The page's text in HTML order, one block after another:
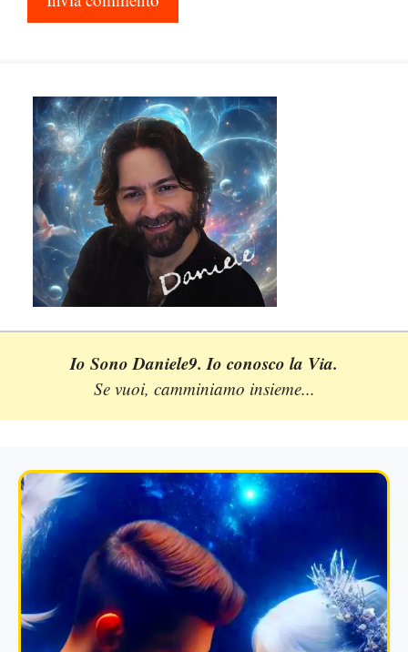
Io Sono Daniele9. Io conosco la Via.
Se vuoi, camminiamo insieme...